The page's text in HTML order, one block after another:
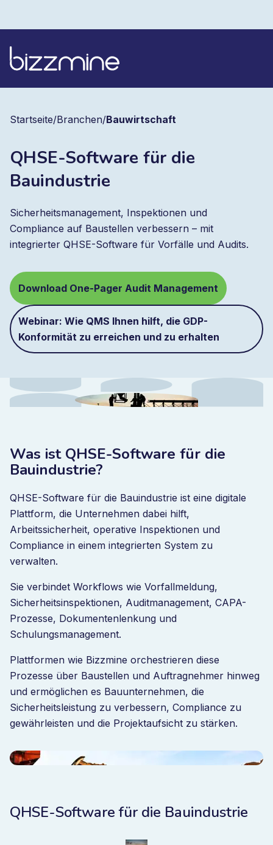
Startseite/Branchen/Bauwirtschaft
QHSE-Software für die
Bauindustrie
Sicherheitsmanagement, Inspektionen und
Compliance auf Baustellen verbessern – mit
integrierter QHSE-Software für Vorfälle und Audits.
Download One-Pager Audit Management
Webinar: Wie QMS Ihnen hilft, die GDP-
Konformität zu erreichen und zu erhalten
Was ist QHSE-Software für die
Bauindustrie?
QHSE-Software für die Bauindustrie ist eine digitale
Plattform, die Unternehmen dabei hilft,
Arbeitssicherheit, operative Inspektionen und
Compliance in einem integrierten System zu
verwalten.
Sie verbindet Workflows wie Vorfallmeldung,
Sicherheitsinspektionen, Auditmanagement, CAPA-
Prozesse, Dokumentenlenkung und
Schulungsmanagement.
Plattformen wie Bizzmine orchestrieren diese
Prozesse über Baustellen und Auftragnehmer hinweg
und ermöglichen es Bauunternehmen, die
Sicherheitsleistung zu verbessern, Compliance zu
gewährleisten und die Projektaufsicht zu stärken.
QHSE-Software für die Bauindustrie